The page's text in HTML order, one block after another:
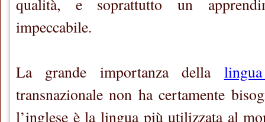
qualità, e soprattutto un
impeccabile.
La grande importanza della
transnazionale non ha certamente
l’inglese è la lingua più utilizzata al